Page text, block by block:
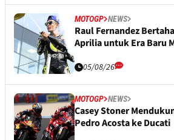
MOTOGP NEWS
Raul Fernandez
Aprilia untuk Era Baru
05/08/26
MOTOGP NEWS
Casey Stoner
Pedro Acosta ke Ducati